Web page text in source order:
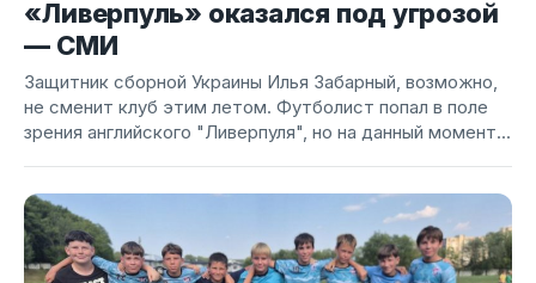
«Ливерпуль» оказался под угрозой
— СМИ
Защитник сборной Украины Илья Забарный, возможно,
не сменит клуб этим летом. Футболист попал в поле
зрения английского "Ливерпуля", но на данный момент...